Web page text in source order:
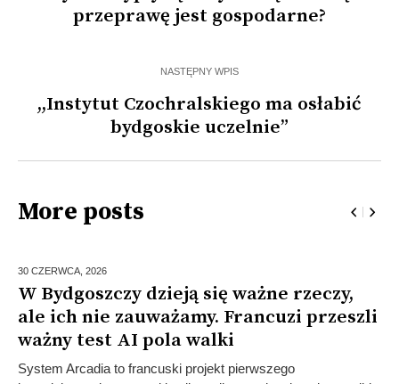
przeprawę jest gospodarne?
NASTĘPNY WPIS
,,Instytut Czochralskiego ma osłabić
bydgoskie uczelnie”
More posts
30 CZERWCA, 2026
W Bydgoszczy dzieją się ważne rzeczy,
ale ich nie zauważamy. Francuzi przeszli
ważny test AI pola walki
System Arcadia to francuski projekt pierwszego